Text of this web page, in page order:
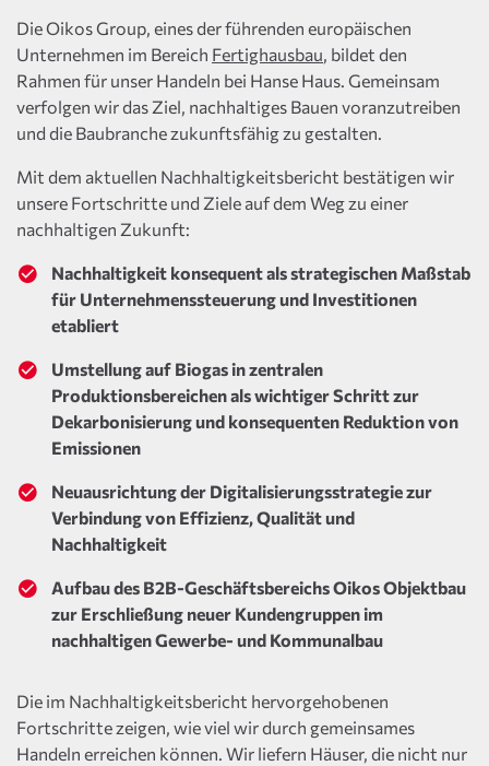
Die Oikos Group, eines der führenden europäischen
Unternehmen im Bereich Fertighausbau, bildet den
Rahmen für unser Handeln bei Hanse Haus. Gemeinsam
verfolgen wir das Ziel, nachhaltiges Bauen voranzutreiben
und die Baubranche zukunftsfähig zu gestalten.
Mit dem aktuellen Nachhaltigkeitsbericht bestätigen wir
unsere Fortschritte und Ziele auf dem Weg zu einer
nachhaltigen Zukunft:
Nachhaltigkeit konsequent als strategischen Maßstab
für Unternehmenssteuerung und Investitionen
etabliert
Umstellung auf Biogas in zentralen
Produktionsbereichen als wichtiger Schritt zur
Dekarbonisierung und konsequenten Reduktion von
Emissionen
Neuausrichtung der Digitalisierungsstrategie zur
Verbindung von Effizienz, Qualität und
Nachhaltigkeit
Aufbau des B2B-Geschäftsbereichs Oikos Objektbau
zur Erschließung neuer Kundengruppen im
nachhaltigen Gewerbe- und Kommunalbau
Die im Nachhaltigkeitsbericht hervorgehobenen
Fortschritte zeigen, wie viel wir durch gemeinsames
Handeln erreichen können. Wir liefern Häuser, die nicht nur